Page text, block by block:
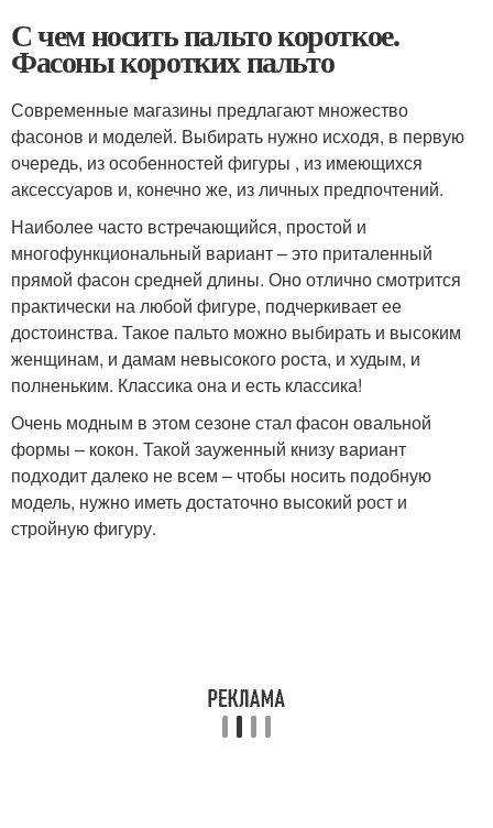
С чем носить пальто короткое.
Фасоны коротких пальто
Современные магазины предлагают множество
фасонов и моделей. Выбирать нужно исходя, в первую
очередь, из особенностей фигуры , из имеющихся
аксессуаров и, конечно же, из личных предпочтений.
Наиболее часто встречающийся, простой и
многофункциональный вариант – это приталенный
прямой фасон средней длины. Оно отлично смотрится
практически на любой фигуре, подчеркивает ее
достоинства. Такое пальто можно выбирать и высоким
женщинам, и дамам невысокого роста, и худым, и
полненьким. Классика она и есть классика!
Очень модным в этом сезоне стал фасон овальной
формы – кокон. Такой зауженный книзу вариант
подходит далеко не всем – чтобы носить подобную
модель, нужно иметь достаточно высокий рост и
стройную фигуру.